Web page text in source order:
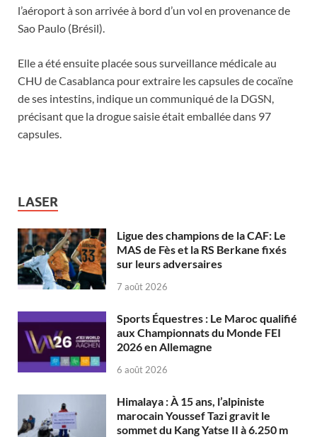
l’aéroport à son arrivée à bord d’un vol en provenance de
Sao Paulo (Brésil).
Elle a été ensuite placée sous surveillance médicale au
CHU de Casablanca pour extraire les capsules de cocaïne
de ses intestins, indique un communiqué de la DGSN,
précisant que la drogue saisie était emballée dans 97
capsules.
LASER
Ligue des champions de la CAF: Le
MAS de Fès et la RS Berkane fixés
sur leurs adversaires
7 août 2026
Sports Équestres : Le Maroc qualifié
aux Championnats du Monde FEI
2026 en Allemagne
6 août 2026
Himalaya : À 15 ans, l’alpiniste
marocain Youssef Tazi gravit le
sommet du Kang Yatse II à 6.250 m